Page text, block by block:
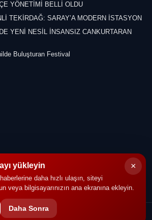
YÖNETİMİ BELLİ OLDU
TEKİRDAĞ: SARAY’A MODERN İSTASYON
YENİ NESİL İNSANSIZ CANKURTARAN
Buluşturan Festival
Tüm hakları saklıdır.
×
yükleyin
daha hızlı ulaşın, siteyi
veya bilgisayarınızın ana ekranına ekleyin.
Daha Sonra